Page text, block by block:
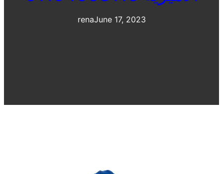
renaJune 17, 2023